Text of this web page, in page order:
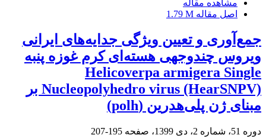
مشاهده مقاله
اصل مقاله 1.79 M
جمع‌آوری و تعیین ویژگی جدایه‌های ایرانی
ویروس چندوجهی هسته‌ای کرم غوزه پنبه
Helicoverpa armigera Single
Nucleopolyhedro virus (HearSNPV) بر
مبنای ژن پلی‌هدرین (polh)
دوره 51، شماره 2، دی 1399، صفحه 195-207